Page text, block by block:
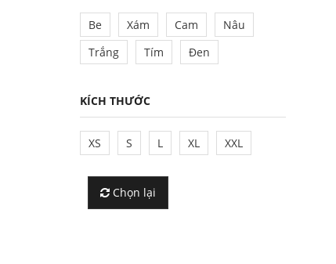
Be Xám Cam
Nâu
Trắng
Tím Đen
KÍCH THƯỚC
XS S L XL XXL
Chọn lại